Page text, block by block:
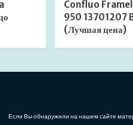
Confluo
950 13701207
(Лучшая цена)
Если Вы обнаружили на нашем сайте